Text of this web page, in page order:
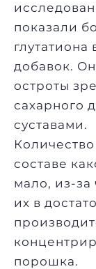
показали
добавок.
остроты
сахарного
суставами.
составе
мало, из-за
их в
порошка.